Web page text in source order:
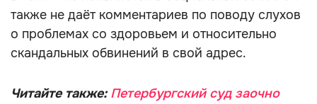
также не даёт комментариев по поводу слухов
о проблемах со здоровьем и относительно
скандальных обвинений в свой адрес.
Читайте также: Петербургский суд заочно